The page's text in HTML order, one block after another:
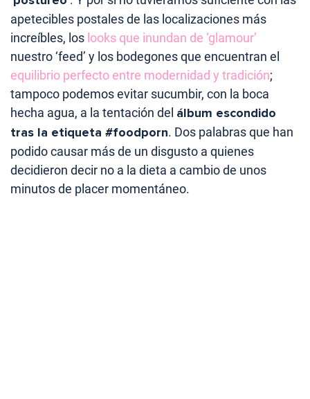
apetecibles postales de las localizaciones más
increíbles, los looks que inundan de ‘glamour’
nuestro ‘feed’ y los bodegones que encuentran el
equilibrio perfecto entre modernidad y tradición;
tampoco podemos evitar sucumbir, con la boca
hecha agua, a la tentación del álbum escondido
tras la etiqueta #foodporn. Dos palabras que han
podido causar más de un disgusto a quienes
decidieron decir no a la dieta a cambio de unos
minutos de placer momentáneo.